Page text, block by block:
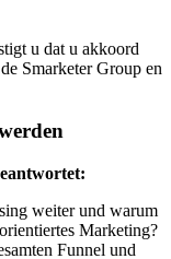
u dat u akkoord
Smarketer Group en
weiter und warum
Marketing?
Funnel und